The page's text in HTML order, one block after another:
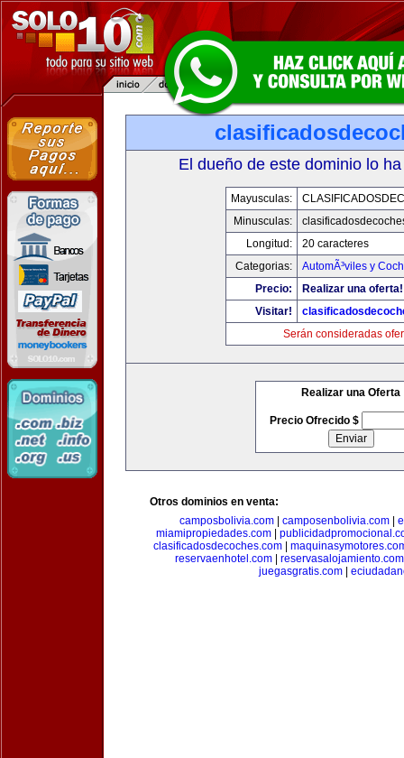
El dueño de este dominio lo
Mayusculas:
Minusculas:
Longitud:
20 caracteres
Categorias:
AutomÃ³viles y
Precio:
Realizar una oferta!
Visitar!
Serán consideradas
Realizar una Oferta
Precio Ofrecido $
Otros dominios en venta:
camposbolivia.com| camposenbolivia.com|
miamipropiedades.com
clasificadosdecoches.com
reservaenhotel.com| reservasalojamiento.com
juegasgratis.com|